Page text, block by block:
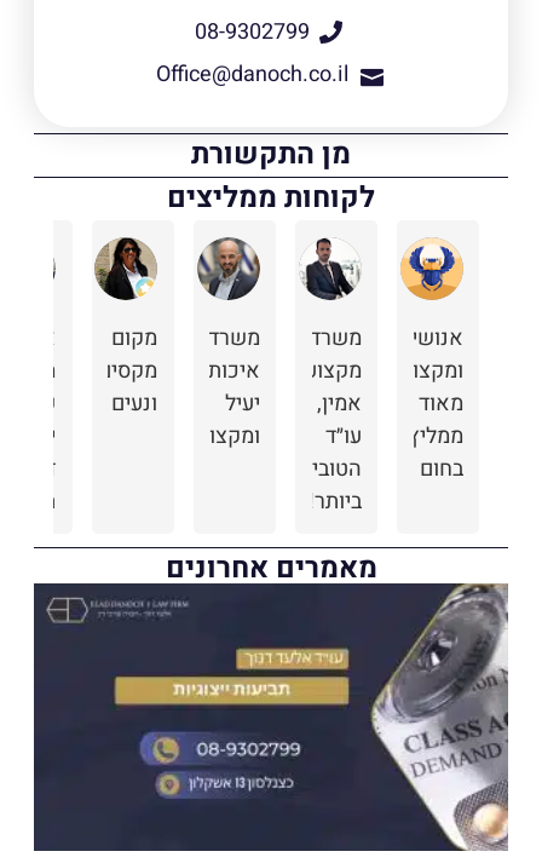
08-9302799
Office@danoch.co.il
מן התקשורת
לקוחות ממליצים
אסף בן אבי
אנושיים
ומקצועיים
מאוד
ממליץ
בחום
לירון יפרח
משרד
מקצועי,
אמין,
עו״ד
הטובים
ביותר!
מאוד!
maor ifrah
משרד
איכותי,
יעיל
ומקצועי!
רונית כהן
מקום
מקסים
ונעים
שירות
יוצא
דופן
תודה
המסור
מאמרים אחרונים